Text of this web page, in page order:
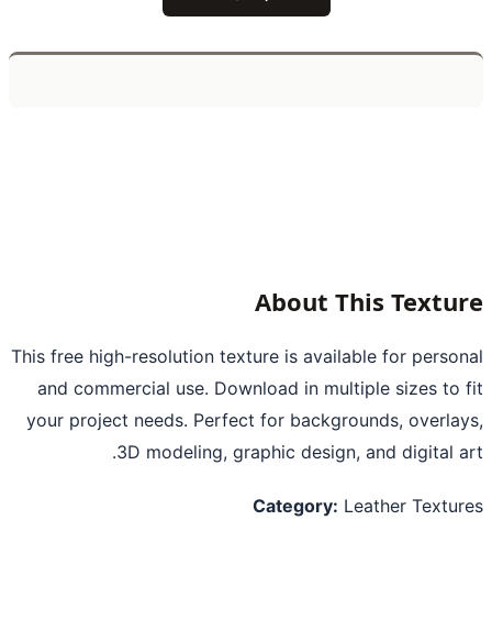
About This
This free high-resolution texture is available for
and commercial use. Download in multiple sizes
your project needs. Perfect for backgrounds,
3D modeling, graphic design, and digital
Category:Leather